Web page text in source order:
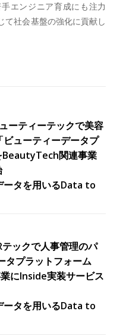
エンジニア育成にも注力
て社会基盤の強化に貢献し
ーティーテックで美容
ューティーデータプ
BeautyTech関連事業
ータを用いるData to
ックで人事管理のパ
タプラットフォーム
にInside実装サービス
ータを用いるData to